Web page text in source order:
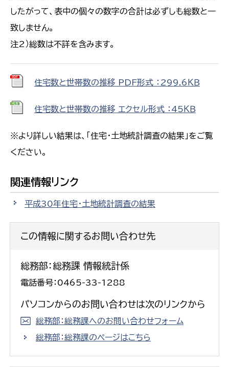
したがって、表中の個々の数字の合計は必ずしも総数と一
致しません。
注2）総数は不詳を含みます。
住宅数と世帯数の推移 PDF形式 ：299.6ＫＢ
住宅数と世帯数の推移 エクセル形式 ：45ＫＢ
※より詳しい結果は、「住宅・土地統計調査の結果」をご覧
ください。
関連情報リンク
平成30年住宅・土地統計調査の結果
この情報に関するお問い合わせ先
総務部：総務課 情報統計係
電話番号：0465-33-1288
パソコンからのお問い合わせは次のリンクから
総務部：総務課へのお問い合わせフォーム
総務部：総務課のページはこちら